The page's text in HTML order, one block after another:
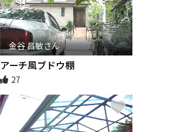
金谷 昌敏さん
アーチ風ブドウ棚
27